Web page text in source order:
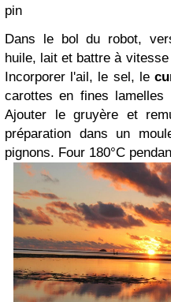
pin
Dans le bol du robot,
huile, laitet battre à
Incorporer l'ail, le sel, le
carottes en fines lamelles
Ajouter le gruyère et
préparation dans un
pignons. Four 180°C